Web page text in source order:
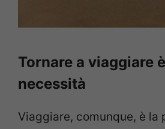
Tornare a viaggiare
necessità
Viaggiare, comunque, è la